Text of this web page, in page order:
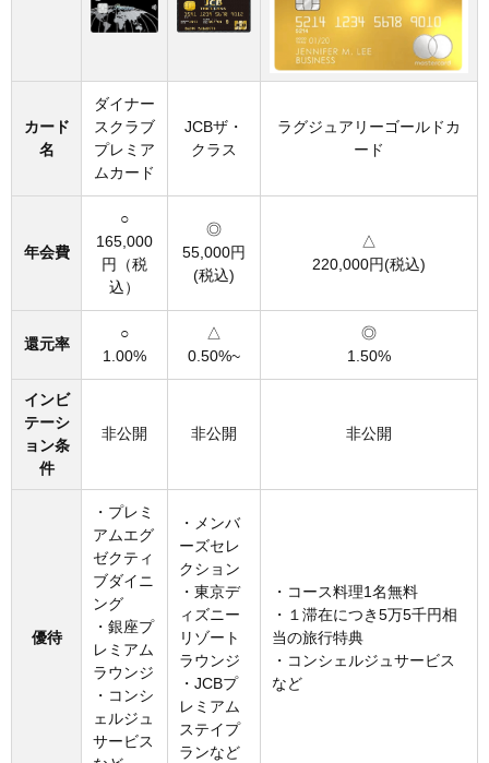
カード
名
ダイナー
スクラブ
プレミア
ムカード
JCBザ・
クラス
ラグジュアリーゴールドカ
ード
年会費
○
165,000
円（税
込）
◎
55,000円
(税込)
△
220,000円(税込)
還元率
○
1.00%
△
0.50%~
◎
1.50%
インビ
テーシ
ョン条
件
非公開 非公開 非公開
優待
・プレミ
アムエグ
ゼクティ
ブダイニ
ング
・銀座プ
レミアム
ラウンジ
・コンシ
ェルジュ
サービス
・メンバ
ーズセレ
クション
・東京デ
ィズニー
リゾート
ラウンジ
・JCBプ
レミアム
ステイプ
ランなど
・コース料理1名無料
・１滞在につき5万5千円相
当の旅行特典
・コンシェルジュサービス
など